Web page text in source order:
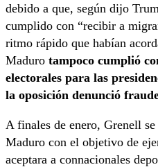
debido a que, según dijo
cumplido con “recibir a
ritmo rápido que habían
Maduro tampoco cumplió
electorales para las
la oposición denunció
A finales de enero, Grenell
Maduro con el objetivo de
aceptara a connacionales